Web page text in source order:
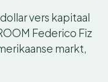
vers kapitaal
Federico Fiz
markt,